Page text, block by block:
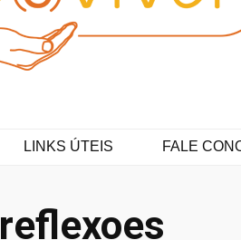
LINKS ÚTEIS FALE
reflexoes